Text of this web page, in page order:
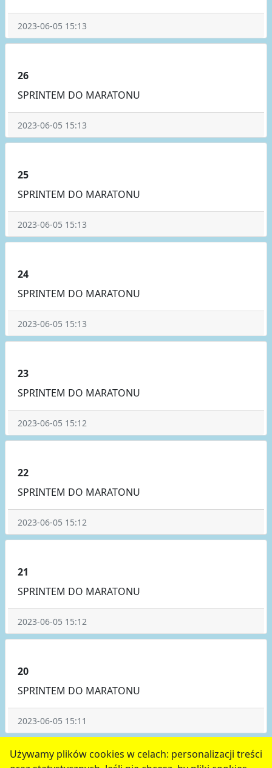
Używamy plików cookies w celach: personalizacji treści
2023-06-05 15:13
26
SPRINTEM DO MARATONU
2023-06-05 15:13
25
SPRINTEM DO MARATONU
2023-06-05 15:13
24
SPRINTEM DO MARATONU
2023-06-05 15:13
23
SPRINTEM DO MARATONU
2023-06-05 15:12
22
SPRINTEM DO MARATONU
2023-06-05 15:12
21
SPRINTEM DO MARATONU
2023-06-05 15:12
20
SPRINTEM DO MARATONU
2023-06-05 15:11
poprzednie 8 9 10 11 12 następne